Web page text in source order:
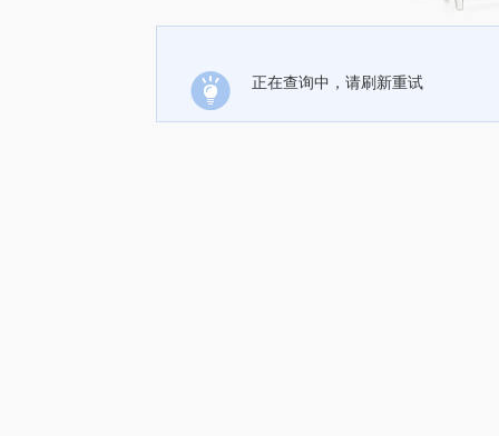
正在查询中，请刷新重试